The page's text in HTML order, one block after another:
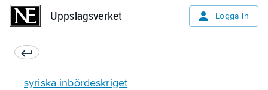
Uppslagsverket Logga in
syriska inbördeskriget